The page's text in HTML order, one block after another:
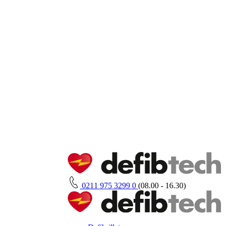
0211 975 3299 0 (08.00 - 16.30)